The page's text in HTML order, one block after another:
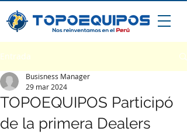
Entrada
TOPOEQUIPOS Participó
de la primera Dealers
Busisness Manager
29 mar 2024